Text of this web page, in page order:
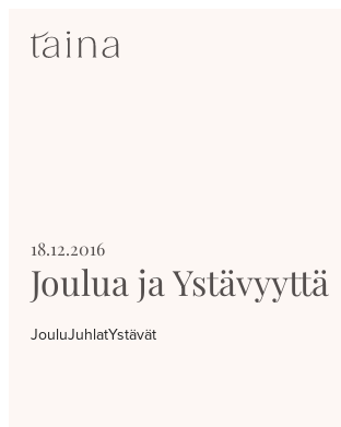
suoraan
SisustusTaina
18.12.2016
Joulua ja Ystävyyttä
JouluJuhlatYstävät